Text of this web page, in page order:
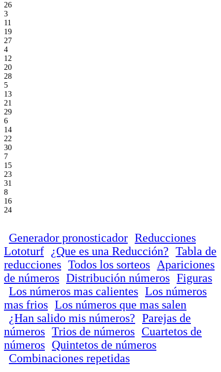
26
3
11
19
27
4
12
20
28
5
13
21
29
6
14
22
30
7
15
23
31
8
16
24
Generador pronosticador Reducciones
Lototurf
¿Que es una Reducción? Tabla de
reducciones Todos los sorteos
Apariciones
de números Distribución números Figuras
Los números mas calientes Los números
mas frios Los números que mas salen
¿Han salido mis números? Parejas de
números Trios de números Cuartetos de
números Quintetos de números
Combinaciones repetidas